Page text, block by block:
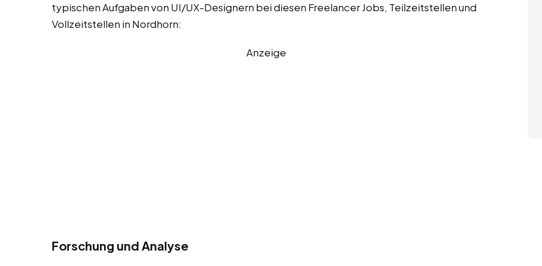
typischen Aufgaben von UI/UX-Designern bei diesen Freelancer Jobs, Teilzeitstellen und
Vollzeitstellen in Nordhorn:
Anzeige
Forschung und Analyse